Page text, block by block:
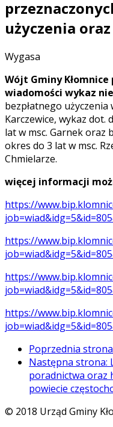
użyczenia
Wygasa
Wójt Gminy
wiadomości wykaz
bezpłatnego użyczenia
Karczewice, wykaz dot.
lat w msc. Garnek oraz
okres do 3 lat w msc.
Chmielarze.
więcej informacji
https://
https://
https://
https://
Poprzednia
Następna strona:
poradnictwa oraz
powiecie
© 2018 Urząd Gminy